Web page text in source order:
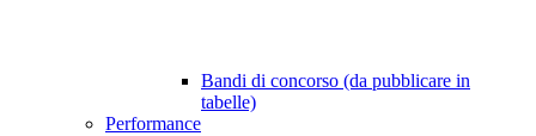
Bandi di concorso (da pubblicare in
tabelle)
Performance